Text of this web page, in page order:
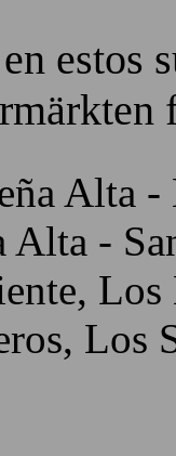
estos
Alta
-
Los